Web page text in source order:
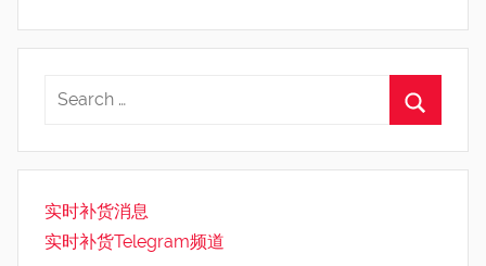
实时补货消息
实时补货Telegram频道